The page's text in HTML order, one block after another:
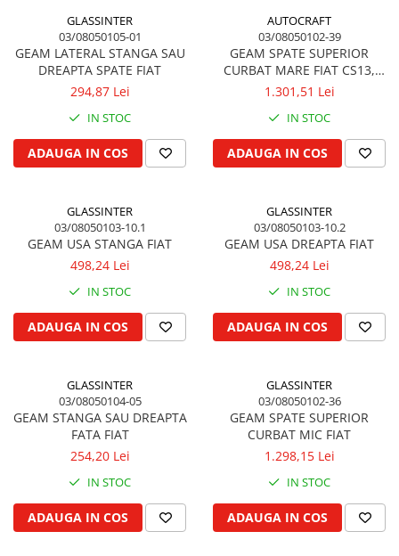
Garnitura colector esapament
Colier toba esapament
Admisia aerului
Turbosuflanta
Flexibil evacuare
Garnituri motor
Garnitura baie de ulei
supapelor
Garnitura chiulasa motor
Set garnituri chiulasa
Garnituri vrac
Cuzineti palier
Cuzineti axiali, semilune
Inel fata arbore motor
Vibrochen arbore motor
Volanta motor, coroana
Filtru de apa
Filtru de combustibil
Filtru hidraulic
Filtru ulei de motor
Prefiltru de aer
Filtru de aerisire, particule
Franare
Cilindru de frana
Frana de oprire
Frane cu disc in baie de ulei
Frane cu disc uscat
Roti fata si spate
Jante fata
Piulite roata
Punte fata 4 roţi motrice
Disc romanesc
Kuhn, Huard
Blanchot
Supertino
Seko
Monosem
Someca
Agrimaster
Annovi Reverberi
GLASSINTER
03/08050105-01
GEAM LATERAL STANGA SAU
DREAPTA SPATE FIAT
294,87 Lei
IN STOC
ADAUGA IN COS
AUTOCRAFT
03/08050102-39
GEAM SPATE SUPERIOR
CURBAT MARE FIAT CS13,
CS17, CS19, CS22, CS23
1.301,51 Lei
IN STOC
ADAUGA IN COS
GLASSINTER
03/08050103-10.1
GEAM USA STANGA FIAT
498,24 Lei
IN STOC
ADAUGA IN COS
GLASSINTER
03/08050103-10.2
GEAM USA DREAPTA FIAT
498,24 Lei
IN STOC
ADAUGA IN COS
GLASSINTER
03/08050104-05
GEAM STANGA SAU DREAPTA
FATA FIAT
254,20 Lei
IN STOC
ADAUGA IN COS
GLASSINTER
03/08050102-36
GEAM SPATE SUPERIOR
CURBAT MIC FIAT
1.298,15 Lei
IN STOC
ADAUGA IN COS